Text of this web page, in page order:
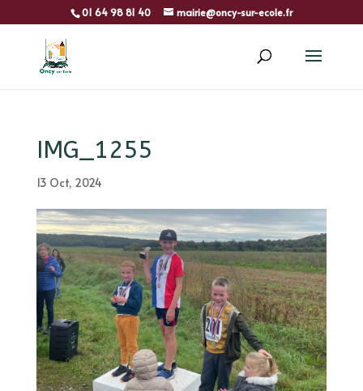
01 64 98 81 40 mairie@oncy-sur-ecole.fr
IMG_1255
13 Oct, 2024